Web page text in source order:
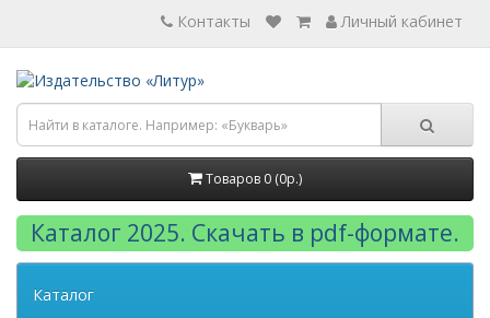
Контакты Личный кабинет
Товаров 0 (0р.)
Каталог 2025. Скачать в pdf-формате.
Каталог